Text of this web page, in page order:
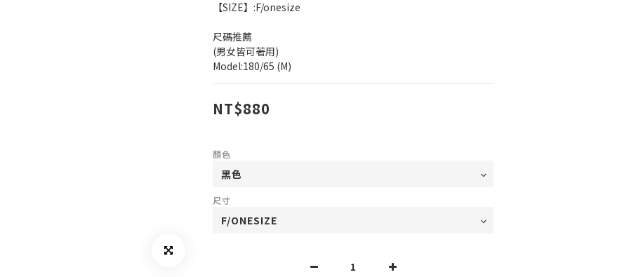
【SIZE】:F/onesize
尺碼推薦
(男女皆可著用)
Model:180/65 (M)
NT$880
顏色
尺寸